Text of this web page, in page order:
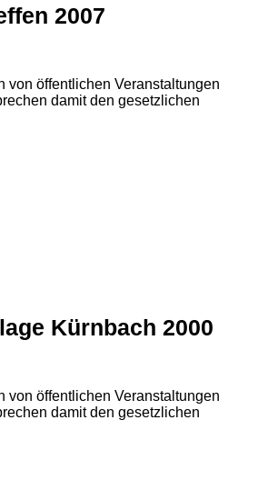
2007
von öffentlichen Veranstaltungen
damit den gesetzlichen
Kürnbach 2000
von öffentlichen Veranstaltungen
damit den gesetzlichen